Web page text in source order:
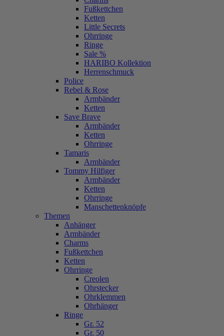
Fußkettchen
Ketten
Little Secrets
Ohrringe
Ringe
Sale %
HARIBO Kollektion
Herrenschmuck
Police
Rebel & Rose
Armbänder
Ketten
Save Brave
Armbänder
Ketten
Ohrringe
Tamaris
Armbänder
Tommy Hilfiger
Armbänder
Ketten
Ohrringe
Manschettenknöpfe
Themen
Anhänger
Armbänder
Charms
Fußkettchen
Ketten
Ohrringe
Creolen
Ohrstecker
Ohrklemmen
Ohrhänger
Ringe
Gr. 52
Gr. 50